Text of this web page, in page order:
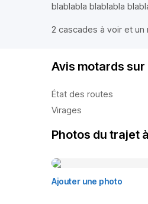
blablabla blablabla
2 cascades à voir et un
Avis motards sur
État des routes
Virages
Photos du trajet
Ajouter une photo